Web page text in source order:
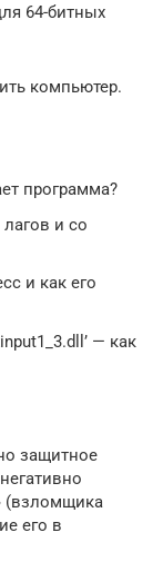
64-битных
компьютер.
программа?
лагов и со
и как его
— как
защитное
(взломщика
его в